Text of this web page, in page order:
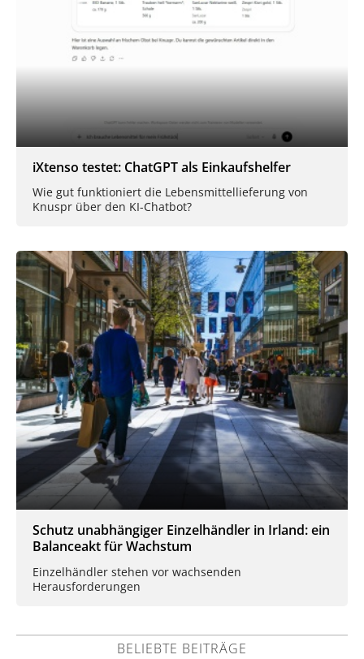
iXtenso testet: ChatGPT als Einkaufshelfer
Wie gut funktioniert die Lebensmittellieferung von
Knuspr über den KI-Chatbot?
Schutz unabhängiger Einzelhändler in Irland: ein
Balanceakt für Wachstum
Einzelhändler stehen vor wachsenden
Herausforderungen
BELIEBTE BEITRÄGE